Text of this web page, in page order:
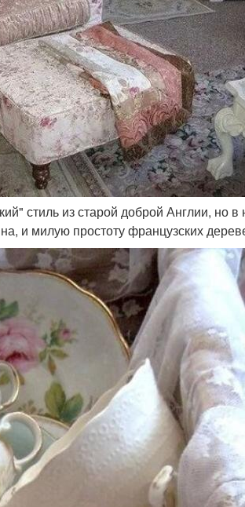
стиль из старой доброй Англии, но
и милую простоту французских